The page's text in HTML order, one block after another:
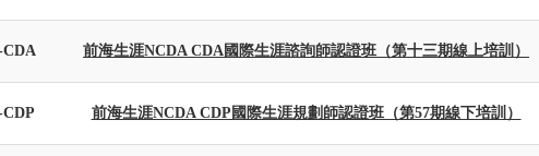
CDA 前海生涯NCDA CDA國際生涯諮詢師認證班（第十三期線上培訓）
前海生涯NCDA CDP國際生涯規劃師認證班（第57期線下培訓）